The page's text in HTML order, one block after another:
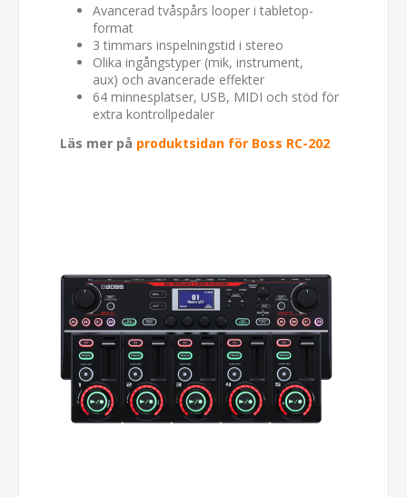
Avancerad tvåspårs looper i tabletop-
format
3 timmars inspelningstid i stereo
Olika ingångstyper (mik, instrument,
aux) och avancerade effekter
64 minnesplatser, USB, MIDI och stöd för
extra kontrollpedaler
Läs mer på produktsidan för Boss RC-202